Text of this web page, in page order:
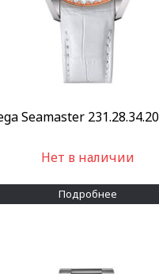
Seamaster
Нет в наличии
Подробнее